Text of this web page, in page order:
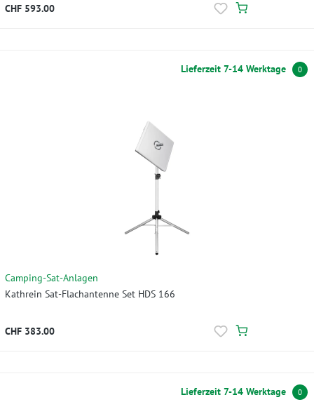
CHF 593.00
Lieferzeit 7-14 Werktage 0
Camping-Sat-Anlagen
Kathrein Sat-Flachantenne Set HDS 166
CHF 383.00
Lieferzeit 7-14 Werktage 0